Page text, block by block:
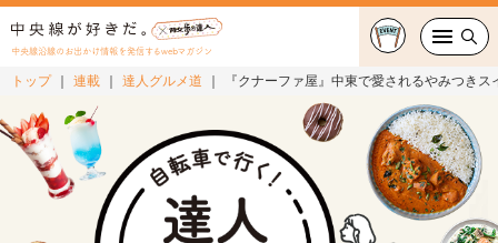
中央線沿線のお出かけ情報を発信するwebマガジン
グルメ・カフェ
スイーツ・テイクアウト
おでかけ
トップ 連載 達人グルメ道 『クナーファ屋』中東で愛されるやみつき